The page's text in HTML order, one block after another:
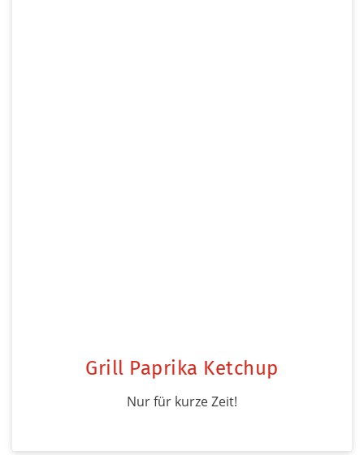
Grill Paprika Ketchup
Nur für kurze Zeit!